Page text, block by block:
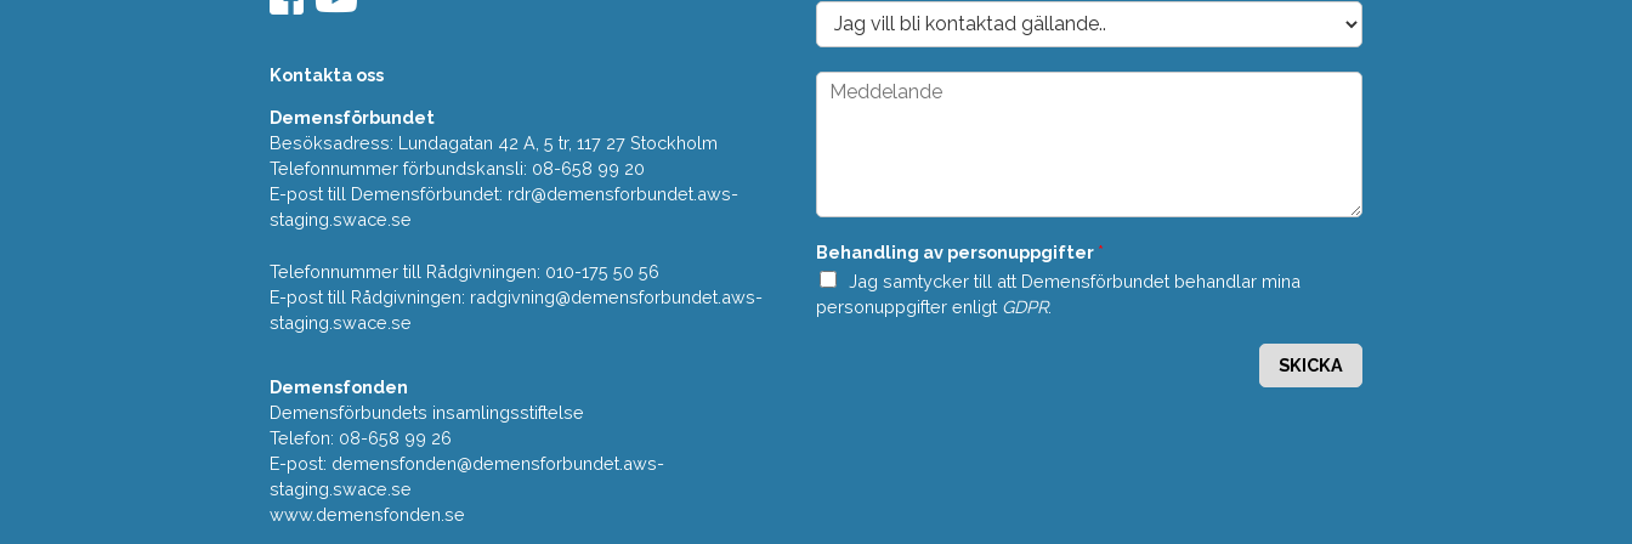
Kontakta oss
Demensförbundet
Besöksadress: Lundagatan 42 A, 5 tr, 117 27 Stockholm
Telefonnummer förbundskansli: 08-658 99 20
E-post till Demensförbundet: rdr@demensforbundet.aws-
staging.swace.se
Telefonnummer till Rådgivningen: 010-175 50 56
E-post till Rådgivningen: radgivning@demensforbundet.aws-
staging.swace.se
Demensfonden
Demensförbundets insamlingsstiftelse
Telefon: 08-658 99 26
E-post: demensfonden@demensforbundet.aws-
staging.swace.se
www.demensfonden.se
o
t
*
D
o
p
M
a
d
e
*
Behandling av personuppgifter *
Jag samtycker till att Demensförbundet behandlar mina
personuppgifter enligt GDPR.
SKICKA